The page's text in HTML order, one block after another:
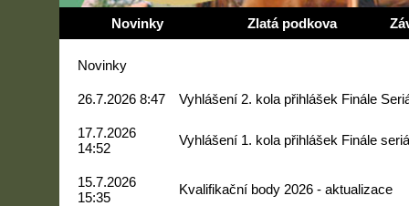
Novinky Zlatá podkova
Novinky
26.7.2026 8:47 Vyhlášení 2. kola přihlášek Finále
17.7.2026
14:52
Vyhlášení 1. kola přihlášek Finále
15.7.2026
15:35
Kvalifikační body 2026 - aktualizace